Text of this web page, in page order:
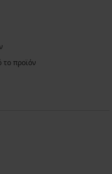
το προϊόν